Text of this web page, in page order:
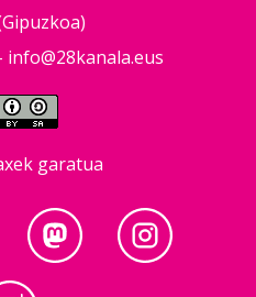
info@28kanala.eus
garatua